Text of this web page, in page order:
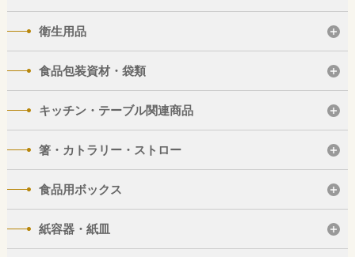
衛生用品
食品包装資材・袋類
キッチン・テーブル関連商品
箸・カトラリー・ストロー
食品用ボックス
紙容器・紙皿